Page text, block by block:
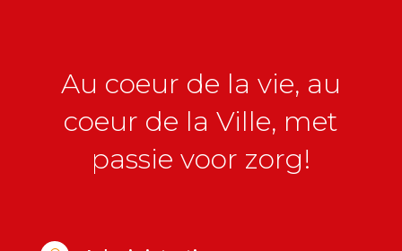
Au coeur de la vie, au
coeur de la Ville, met
passie voor zorg!